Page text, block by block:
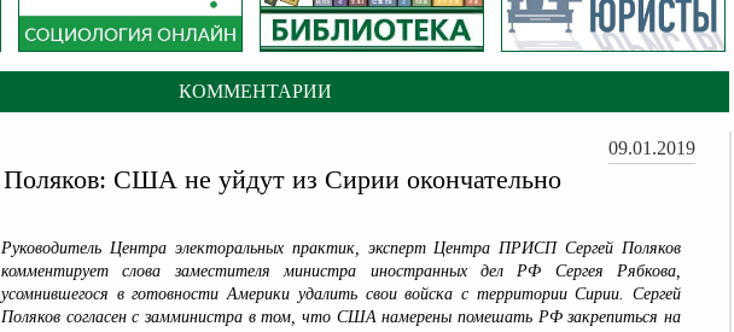
КОММЕНТАРИИ
09.01.2019
Поляков: США не уйдут из Сирии окончательно
Руководитель Центра электоральных практик, эксперт Центра ПРИСП Сергей Поляков
комментирует слова заместителя министра иностранных дел РФ Сергея Рябкова,
усомнившегося в готовности Америки удалить свои войска с территории Сирии. Сергей
Поляков согласен с замминистра в том, что США намерены помешать РФ закрепиться на